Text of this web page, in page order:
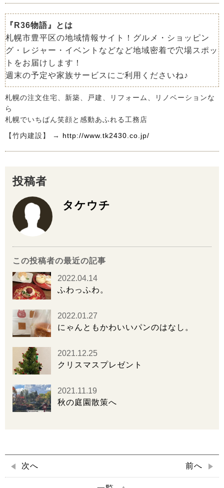
『R36物語』とは
札幌市豊平区の地域情報サイト！グルメ・ショッピン
グ・レジャー・イベントなどなど地域密着で穴場スポッ
トをお届けします！
週末の予定や家族サービスにご利用くださいね♪
札幌の注文住宅、新築、戸建、リフォーム、リノベーションな
ら
札幌でいちばん笑顔と感動あふれる工務店
【竹内建設】 → http://www.tk2430.co.jp/
投稿者
タケウチ
この投稿者の最近の記事
2022.04.14
ふわっふわ。
2022.01.27
にゃんともかわいいパンのはなし。
2021.12.25
クリスマスプレゼント
2021.11.19
秋の庭園散策へ
次へ 前へ